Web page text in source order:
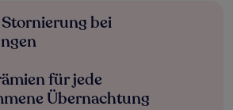
bei
für jede
Übernachtung